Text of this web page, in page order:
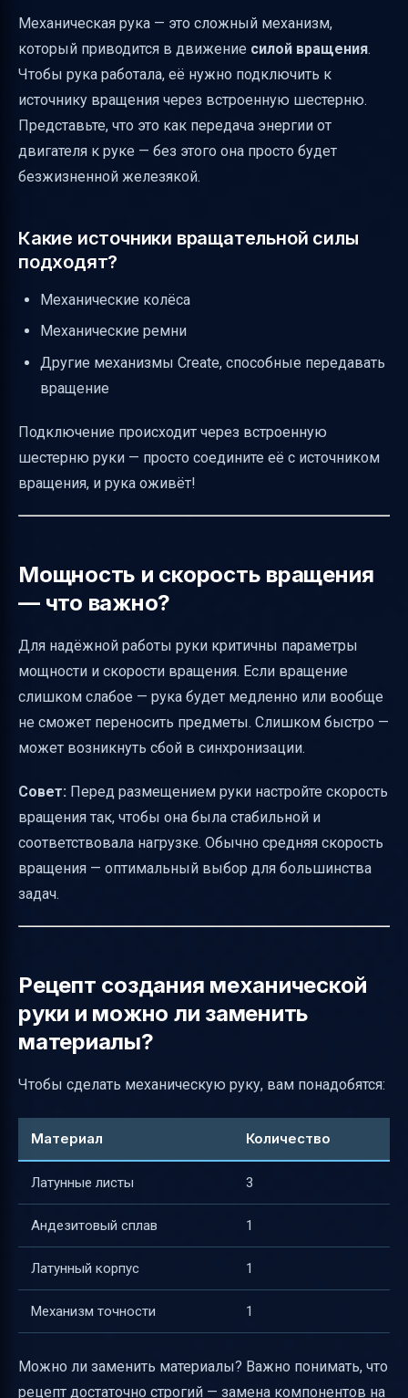
Несколько рук в одной зоне — как они
взаимодействуют?
Ограничения взаимодействия с
инвентарями и блоками
Примеры базовых автоматизаций с
механической рукой
Сигналы состояния руки и визуальные
индикаторы
Что делать при застревании предметов?
Ограничения совместимости и версии
Оптимизация скорости и пропускной
способности
Пошаговая инструкция для начинающих
Полезные ссылки
Механическая рука — это сложный механизм,
который приводится в движение силой вращения.
Чтобы рука работала, её нужно подключить к
источнику вращения через встроенную шестерню.
Представьте, что это как передача энергии от
двигателя к руке — без этого она просто будет
безжизненной железякой.
Какие источники вращательной силы
подходят?
Механические колёса
Механические ремни
Другие механизмы Create, способные передавать
вращение
Подключение происходит через встроенную
шестерню руки — просто соедините её с источником
вращения, и рука оживёт!
Мощность и скорость вращения
— что важно?
Для надёжной работы руки критичны параметры
мощности и скорости вращения. Если вращение
слишком слабое — рука будет медленно или вообще
не сможет переносить предметы. Слишком быстро —
может возникнуть сбой в синхронизации.
Совет: Перед размещением руки настройте скорость
вращения так, чтобы она была стабильной и
соответствовала нагрузке. Обычно средняя скорость
вращения — оптимальный выбор для большинства
задач.
Рецепт создания механической
руки и можно ли заменить
материалы?
Чтобы сделать механическую руку, вам понадобятся:
Материал Количество
Латунные листы 3
Андезитовый сплав 1
Латунный корпус 1
Механизм точности 1
Можно ли заменить материалы? Важно понимать, что
рецепт достаточно строгий — замена компонентов на